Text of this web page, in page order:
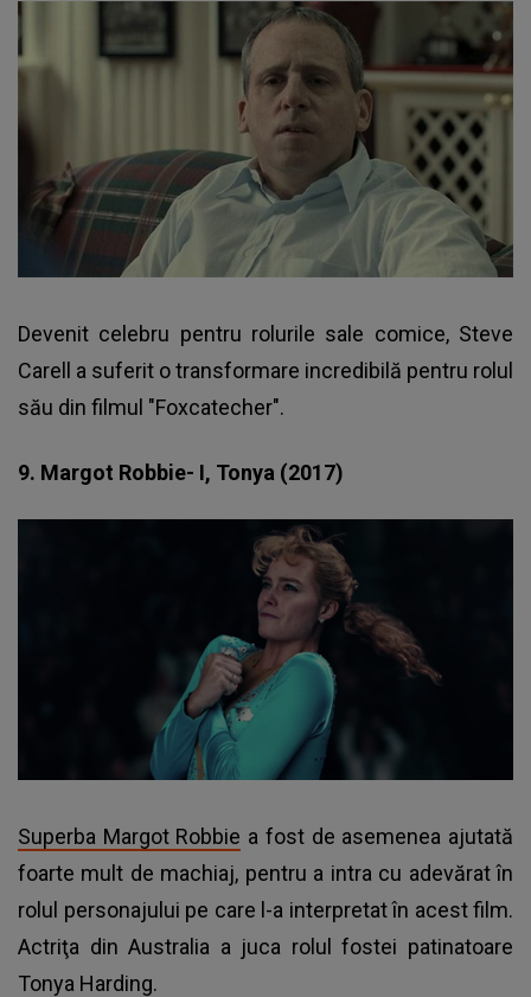
Devenit celebru pentru rolurile sale comice, Steve
Carell a suferit o transformare incredibilă pentru rolul
său din filmul "Foxcatecher".
9. Margot Robbie- I, Tonya (2017)
Superba Margot Robbie a fost de asemenea ajutată
foarte mult de machiaj, pentru a intra cu adevărat în
rolul personajului pe care l-a interpretat în acest film.
Actriţa din Australia a juca rolul fostei patinatoare
Tonya Harding.